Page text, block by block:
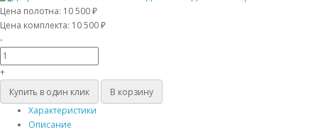
Цена полотна: 10 500 ₽
Цена комплекта: 10 500 ₽
-
+
Купить в один клик
В корзину
Характеристики
Описание